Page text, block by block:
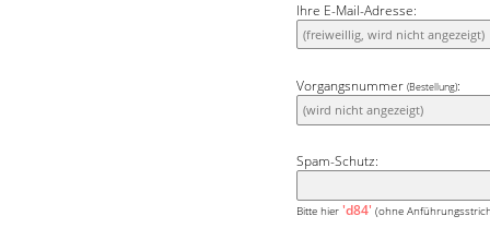
Ihre E-Mail-Adresse:
Vorgangsnummer (Bestellung):
Spam-Schutz:
Bitte hier 'd84' (ohne